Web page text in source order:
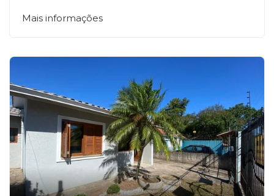
Mais informações